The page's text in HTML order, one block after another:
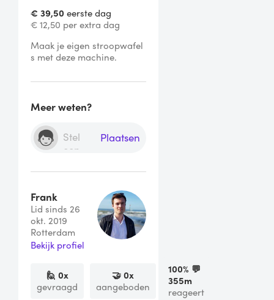
€ 39,50 eerste dag
€ 12,50 per extra dag
Maak je eigen stroopwafel
s met deze machine.
Meer weten?
Plaatsen
Frank
Lid sinds 26
okt. 2019
Rotterdam
Bekijk profiel
🙋 0x
gevraagd
🤝0x
aangeboden
100% 💬
355m
reageert